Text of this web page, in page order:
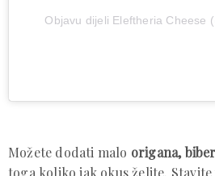
Objavu dijeli Eleftheria Cheese
Možete dodati malo origana,
toga koliko jak okus želite.